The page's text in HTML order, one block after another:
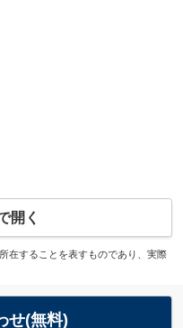
開く
在することを表すものであり、実際
せ(無料)